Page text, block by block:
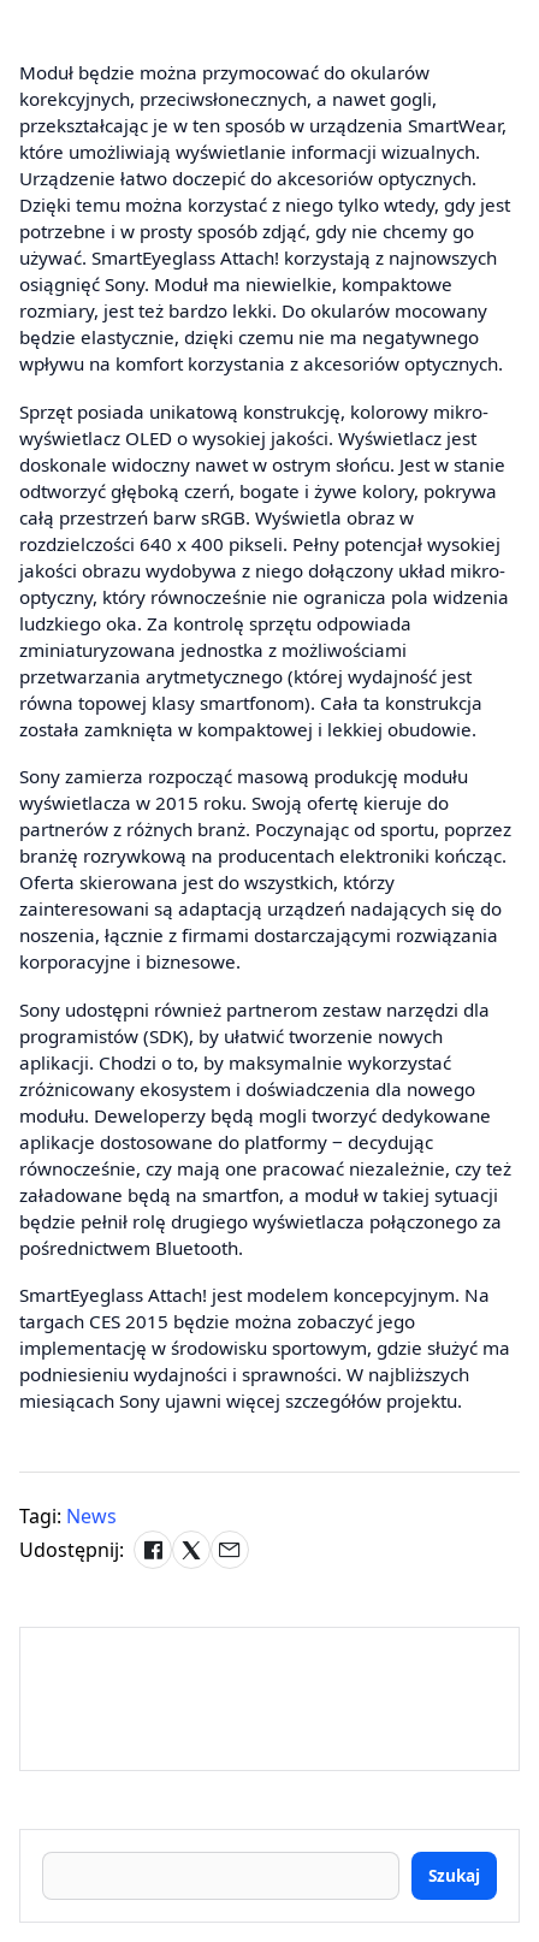
Moduł będzie można przymocować do okularów
korekcyjnych, przeciwsłonecznych, a nawet gogli,
przekształcając je w ten sposób w urządzenia SmartWear,
które umożliwiają wyświetlanie informacji wizualnych.
Urządzenie łatwo doczepić do akcesoriów optycznych.
Dzięki temu można korzystać z niego tylko wtedy, gdy jest
potrzebne i w prosty sposób zdjąć, gdy nie chcemy go
używać. SmartEyeglass Attach! korzystają z najnowszych
osiągnięć Sony. Moduł ma niewielkie, kompaktowe
rozmiary, jest też bardzo lekki. Do okularów mocowany
będzie elastycznie, dzięki czemu nie ma negatywnego
wpływu na komfort korzystania z akcesoriów optycznych.
Sprzęt posiada unikatową konstrukcję, kolorowy mikro-
wyświetlacz OLED o wysokiej jakości. Wyświetlacz jest
doskonale widoczny nawet w ostrym słońcu. Jest w stanie
odtworzyć głęboką czerń, bogate i żywe kolory, pokrywa
całą przestrzeń barw sRGB. Wyświetla obraz w
rozdzielczości 640 x 400 pikseli. Pełny potencjał wysokiej
jakości obrazu wydobywa z niego dołączony układ mikro-
optyczny, który równocześnie nie ogranicza pola widzenia
ludzkiego oka. Za kontrolę sprzętu odpowiada
zminiaturyzowana jednostka z możliwościami
przetwarzania arytmetycznego (której wydajność jest
równa topowej klasy smartfonom). Cała ta konstrukcja
została zamknięta w kompaktowej i lekkiej obudowie.
Sony zamierza rozpocząć masową produkcję modułu
wyświetlacza w 2015 roku. Swoją ofertę kieruje do
partnerów z różnych branż. Poczynając od sportu, poprzez
branżę rozrywkową na producentach elektroniki kończąc.
Oferta skierowana jest do wszystkich, którzy
zainteresowani są adaptacją urządzeń nadających się do
noszenia, łącznie z firmami dostarczającymi rozwiązania
korporacyjne i biznesowe.
Sony udostępni również partnerom zestaw narzędzi dla
programistów (SDK), by ułatwić tworzenie nowych
aplikacji. Chodzi o to, by maksymalnie wykorzystać
zróżnicowany ekosystem i doświadczenia dla nowego
modułu. Deweloperzy będą mogli tworzyć dedykowane
aplikacje dostosowane do platformy ‒ decydując
równocześnie, czy mają one pracować niezależnie, czy też
załadowane będą na smartfon, a moduł w takiej sytuacji
będzie pełnił rolę drugiego wyświetlacza połączonego za
pośrednictwem Bluetooth.
SmartEyeglass Attach! jest modelem koncepcyjnym. Na
targach CES 2015 będzie można zobaczyć jego
implementację w środowisku sportowym, gdzie służyć ma
podniesieniu wydajności i sprawności. W najbliższych
miesiącach Sony ujawni więcej szczegółów projektu.
Tagi: News
Udostępnij:
Szukaj